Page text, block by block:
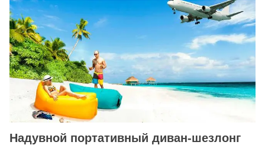
Надувной портативный диван-шезлонг